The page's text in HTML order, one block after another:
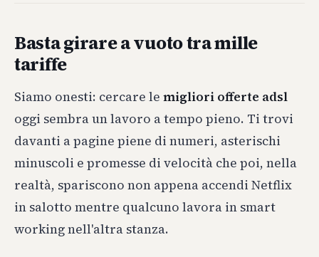
Basta girare a vuoto tra mille
tariffe
Siamo onesti: cercare le migliori offerte adsl
oggi sembra un lavoro a tempo pieno. Ti trovi
davanti a pagine piene di numeri, asterischi
minuscoli e promesse di velocità che poi, nella
realtà, spariscono non appena accendi Netflix
in salotto mentre qualcuno lavora in smart
working nell'altra stanza.